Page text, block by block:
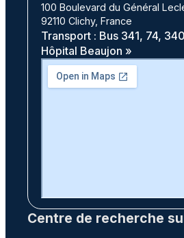
100 Boulevard du Général
92110 Clichy, France
Transport : Bus 341, 74,
Hôpital Beaujon »
Centre de recherche